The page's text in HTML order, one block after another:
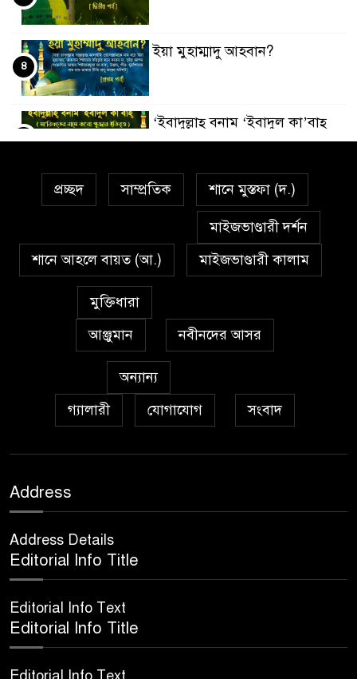
ইয়া মুহাম্মাদু আহবান?
৪
‘ইবাদুল্লাহ্ বনাম ‘ইবাদুল কা’বাহ্
সর্বকালের সব সমস্যার সমাধানের
একমাত্র উপায় মহানবী (দঃ) আদর্শ
প্রেমাস্পদের গলি
অঞ্চল ভিত্তিক জশনে জুলূসে ঈদে
মিলাদুন্নবী এর গুরুত্ব
আইয়ূবীদের গ্রীবায় মারওয়ানী
১০
‘উরসে পাক সম্পন্ন
প্রচ্ছদ সাম্প্রতিক শানে মুস্তফা (দ.)
শানে আহলে বায়ত (আ.)
মাইজভাণ্ডারী দর্শন
মাইজভাণ্ডারী কালাম
মুক্তিধারা
আঞ্জুমান
নবীনদের আসর
অন্যান্য
গ্যালারী
যোগাযোগ সংবাদ
Address
Address Details
Editorial Info Title
Editorial Info Text
Editorial Info Title
Editorial Info Text